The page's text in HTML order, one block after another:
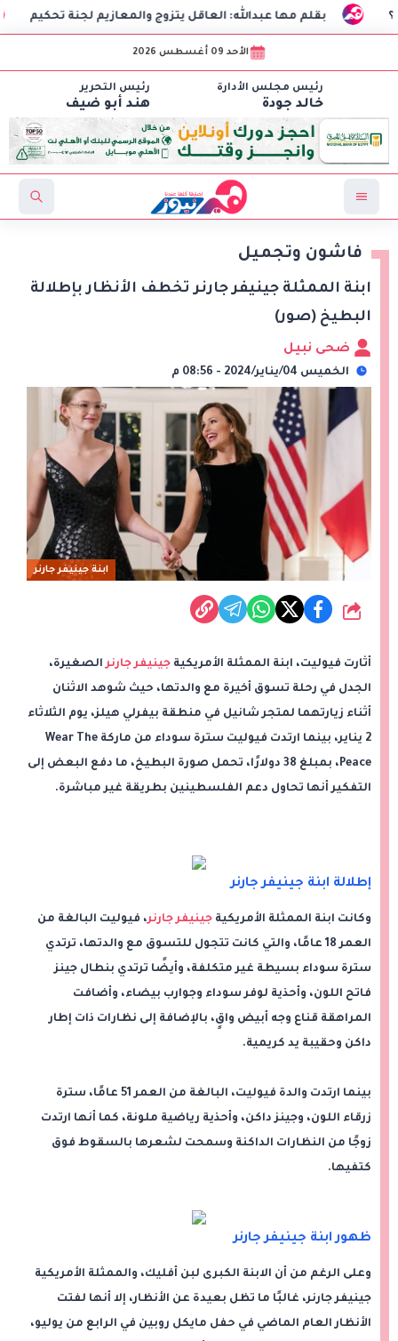
بقلم مها عبدالله: العاقل يتزوج والمعازيم لجنة تحكيم
الأحد 09 أغسطس 2026
رئيس مجلس الأدارة
خالد جودة
رئيس التحرير
هند أبو ضيف
فاشون وتجميل
ابنة الممثلة جينيفر جارنر تخطف الأنظار بإطلالة
البطيخ (صور)
ضحى نبيل
الخميس 04/يناير/2024 - 08:56 م
ابنة جينيفر جارنر
شارك
أثارت فيوليت، ابنة الممثلة الأمريكية جينيفر جارنرالصغيرة،
الجدل في رحلة تسوق أخيرة مع والدتها، حيث شوهد الاثنان
أثناء زيارتهما لمتجر شانيل في منطقة بيفرلي هيلز، يوم الثلاثاء
2 يناير، بينما ارتدت فيوليت سترة سوداء من ماركة Wear The
Peace، بمبلغ 38 دولارًا، تحمل صورة البطيخ، ما دفع البعض إلى
التفكير أنها تحاول دعم الفلسطينين بطريقة غير مباشرة.
إطلالة ابنة جينيفر جارنر
وكانت ابنة الممثلة الأمريكية جينيفر جارنر، فيوليت البالغة من
العمر 18 عامًا، والتي كانت تتجول للتسوق مع والدتها، ترتدي
سترة سوداء بسيطة غير متكلفة، وأيضًا ترتدي بنطال جينز
فاتح اللون، وأحذية لوفر سوداء وجوارب بيضاء، وأضافت
المراهقة قناع وجه أبيض واقٍ، بالإضافة إلى نظارات ذات إطار
داكن وحقيبة يد كريمية.
بينما ارتدت والدة فيوليت، البالغة من العمر 51 عامًا، سترة
زرقاء اللون، وجينز داكن، وأحذية رياضية ملونة، كما أنها ارتدت
زوجًا من النظارات الداكنة وسمحت لشعرها بالسقوط فوق
كتفيها.
ظهور ابنة جينيفر جارنر
وعلى الرغم من أن الابنة الكبرى لبن أفليك، والممثلة الأمريكية
جينيفر جارنر، غالبًا ما تظل بعيدة عن الأنظار، إلا أنها لفتت
الأنظار العام الماضي في حفل مايكل روبين في الرابع من يوليو،